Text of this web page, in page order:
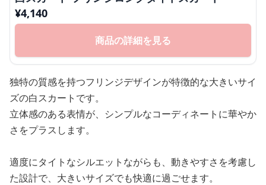
¥4,140
商品の詳細を見る
独特の質感を持つフリンジデザインが特徴的な大きいサイ
ズの白スカートです。
立体感のある表情が、シンプルなコーディネートに華やか
さをプラスします。
適度にタイトなシルエットながらも、動きやすさを考慮し
た設計で、大きいサイズでも快適に過ごせます。